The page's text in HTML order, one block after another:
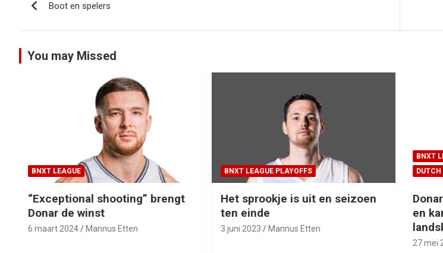
navigatie
Boot en spelers
You may Missed
BNXT LEAGUE
“Exceptional shooting” brengt
Donar de winst
6 maart 2024 Mannus Etten
BNXT LEAGUE PLAYOFFS
Het sprookje is uit en seizoen
ten einde
3 juni 2023 Mannus Etten
BNXT
en
27 mei